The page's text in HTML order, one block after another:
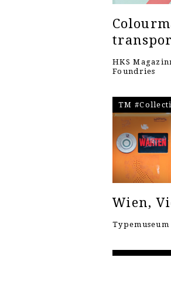
HKS
Foundries
TM
Wien,